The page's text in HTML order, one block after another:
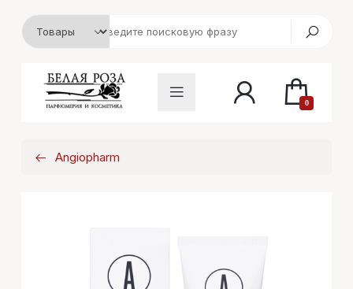
0
Angiopharm